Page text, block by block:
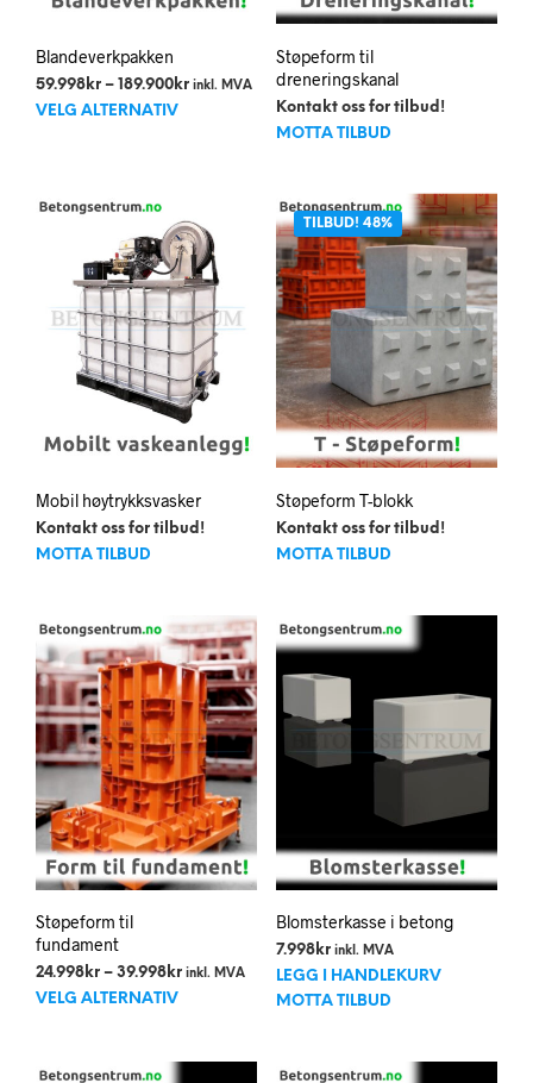
Blandeverkpakken
59.998 kr – 189.900 krPrisområde:
inkl. MVA
VELG ALTERNATIV
Dette
produktet
varianter.
Alternativene
kan
velges
produktsiden
Støpeform til
dreneringskanal
Kontakt oss for tilbud!
MOTTA TILBUD
Mobil høytrykksvasker
Kontakt oss for tilbud!
MOTTA TILBUD
TILBUD! 48%
Støpeform T-blokk
Kontakt oss for tilbud!
MOTTA TILBUD
Støpeform til
fundament
24.998 kr – 39.998 krPrisområde:
inkl. MVA
VELG ALTERNATIV
Dette
flere
Blomsterkasse i betong
7.998kr inkl. MVA
LEGG I HANDLEKURV
MOTTA TILBUD